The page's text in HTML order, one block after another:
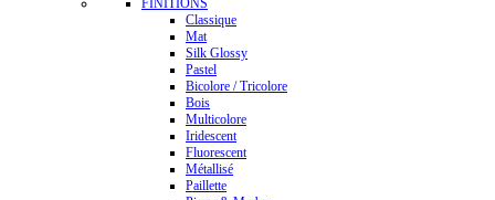
FINITIONS
Classique
Mat
Silk Glossy
Pastel
Bicolore / Tricolore
Bois
Multicolore
Iridescent
Fluorescent
Métallisé
Paillette